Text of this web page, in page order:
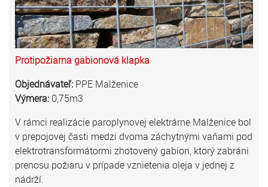
Protipožiarna gabionová klapka
Objednávateľ: PPE Malženice
Výmera: 0,75m3
V rámci realizácie paroplynovej elektrárne Malženice bol
v prepojovej časti medzi dvoma záchytnými vaňami pod
elektrotransformátormi zhotovený gabion, ktorý zabráni
prenosu požiaru v prípade vznietenia oleja v jednej z
nádrží.